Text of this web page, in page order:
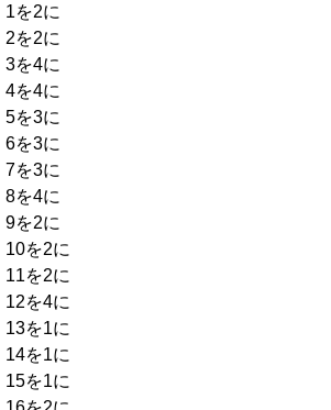
1を2に
2を2に
3を4に
4を4に
5を3に
6を3に
7を3に
8を4に
9を2に
10を2に
11を2に
12を4に
13を1に
14を1に
15を1に